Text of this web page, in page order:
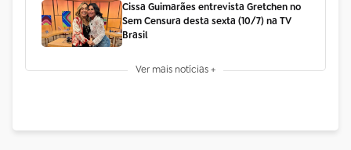
Cissa Guimarães entrevista Gretchen no
Sem Censura desta sexta (10/7) na TV
Brasil
Ver mais notícias +